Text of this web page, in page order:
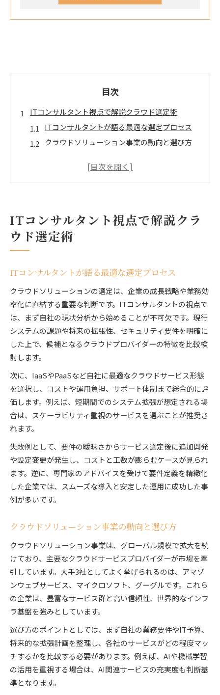
目次
ITコンサルタント視点で解説クラウド選定術
ITコンサルタントが語る最適な選定プロセス
クラウドソリューション事業の動向と選び方
クラウド ソリューション例から学ぶ活用法
ITコンサルタントが解説する基本と全体像
クラウドソリューションとは何かを明確に理解
経理代行分野におけるクラウドソリューション
の例
大手クラウドの特徴を比べ運用のコツ発見
ITコンサルタントが語る大手クラウドの強み
クラウドソリューション運用で失敗しないコツ
クラウドソリューション運用のITコンサルタン
ト流改善策
シェア動向や選び方のポイントを実体験で紹介
世界5大クラウドサービスの動向を徹底解説
クラウドソリューション選びの実務的判断基準
4大クラウドのシェア比較と今後の予測
ITコンサルタントが伝える選び方のコツ
導入事例に学ぶクラウド活用とIT戦略
クラウドソリューション導入の成功ポイント
実例から学ぶITコンサルタントの戦略立案法
経理代行分野でのクラウド活用実践例
ITコンサルタントが語る現場のクラウド戦略
最適なクラウド選びを実現する判断基準を伝授
ITコンサルタントが提案する選定基準の実際
クラウドソリューション選びの失敗しない判断
軸
ITコンサルタントが伝える比較と選択のポイン
ト
クラウドソリューション導入前に確認すべき事
ITコンサルタント視点で解説クラ
ウド選定術
ITコンサルタントが語る最適な選定プロセス
クラウドソリューションの選定は、企業の成長戦略や業務効
率化に直結する重要な判断です。ITコンサルタントの視点で
は、まず自社の現状分析から始めることが不可欠です。現行
システムの課題や将来の拡張性、セキュリティ要件を明確に
した上で、候補となるクラウドプロバイダーの特徴を比較検
討します。
次に、IaaSやPaaSなど自社に最適なクラウドサービス形態
を選択し、コストや運用負担、サポート体制まで総合的に評
価します。例えば、短期間でのシステム拡張が想定される場
合は、スケーラビリティ重視のサービスを選ぶことが推奨さ
れます。
失敗例として、要件の曖昧さからサービス選定後に追加開発
や設定変更が発生し、コストと工数が膨らむケースが見られ
ます。逆に、専門家のアドバイスを受けて要件定義を精緻化
した企業では、スムーズな導入と安定した運用に成功した事
例が多いです。
クラウドソリューション事業の動向と選び方
クラウドソリューション事業は、グローバル規模で拡大を続
けており、主要なクラウドサービスプロバイダーが市場を牽
引しています。大手3社としてよく挙げられるのは、アマゾ
ンウェブサービス、マイクロソフト、グーグルです。これら
の企業は、豊富なサービス群と高い信頼性、世界的なインフ
ラ基盤を強みとしています。
選び方のポイントとしては、まず自社の業務要件やIT予算、
将来的な拡張計画を整理し、各社のサービスがどの程度マッ
チするかを比較する必要があります。例えば、AIや機械学習
の活用を重視する場合は、AI関連サービスの充実度も判断基
準となります。